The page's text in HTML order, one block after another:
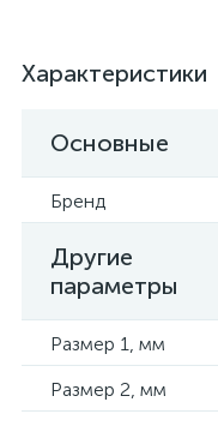
Характеристики
Основные
Бренд
Другие
параметры
Размер 1, мм
Размер 2, мм